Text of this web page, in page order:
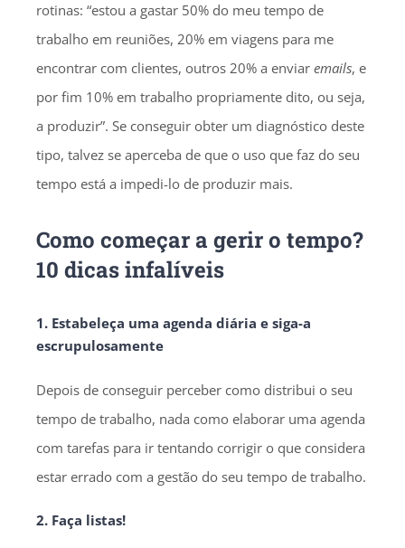
rotinas: “estou a gastar 50% do meu tempo de
trabalho em reuniões, 20% em viagens para me
encontrar com clientes, outros 20% a enviar emails, e
por fim 10% em trabalho propriamente dito, ou seja,
a produzir”. Se conseguir obter um diagnóstico deste
tipo, talvez se aperceba de que o uso que faz do seu
tempo está a impedi-lo de produzir mais.
Como começar a gerir o tempo?
10 dicas infalíveis
1. Estabeleça uma agenda diária e siga-a
escrupulosamente
Depois de conseguir perceber como distribui o seu
tempo de trabalho, nada como elaborar uma agenda
com tarefas para ir tentando corrigir o que considera
estar errado com a gestão do seu tempo de trabalho.
2. Faça listas!